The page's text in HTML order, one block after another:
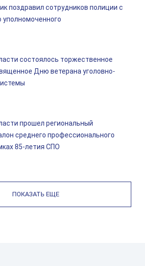
поздравил сотрудников полиции с
уполномоченного
состоялось торжественное
Дню ветерана уголовно-
прошел региональный
среднего профессионального
85-летия СПО
ПОКАЗАТЬ ЕЩЕ